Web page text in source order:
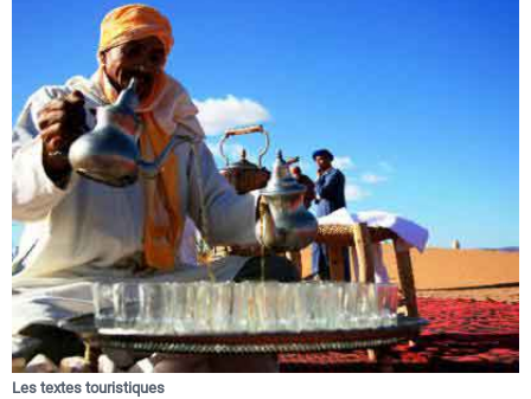
Les textes touristiques